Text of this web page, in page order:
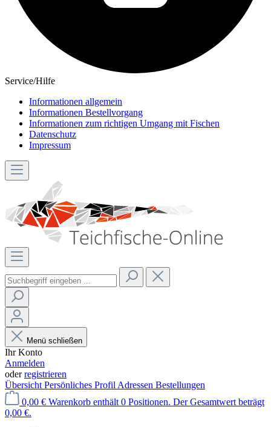
Service/Hilfe
Informationen allgemein
Informationen Bestellvorgang
Informationen zum richtigen Umgang mit Fischen
Datenschutz
Impressum
Menü schließen
Ihr Konto
Anmelden
oderregistrieren
Übersicht Persönliches Profil Adressen Bestellungen
0,00 € Warenkorb enthält 0 Positionen. Der Gesamtwert beträgt
0,00 €.